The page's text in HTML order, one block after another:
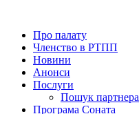
Про палату
Членство в РТПП
Новини
Анонси
Послуги
Пошук партнера
Програма Соната